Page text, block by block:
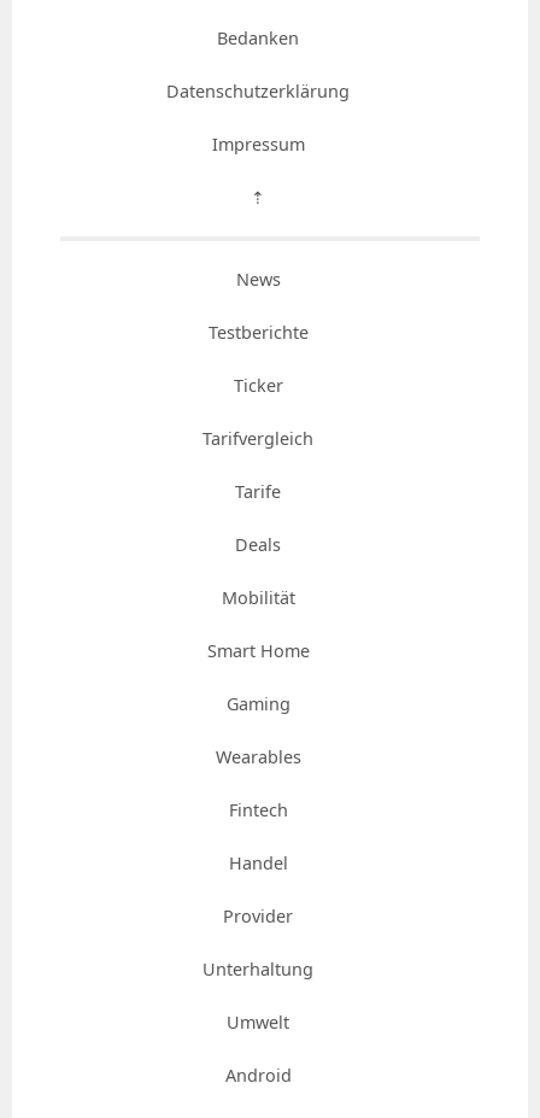
Bedanken
Datenschutzerklärung
Impressum
⇡
News
Testberichte
Ticker
Tarifvergleich
Tarife
Deals
Mobilität
Smart Home
Gaming
Wearables
Fintech
Handel
Provider
Unterhaltung
Umwelt
Android